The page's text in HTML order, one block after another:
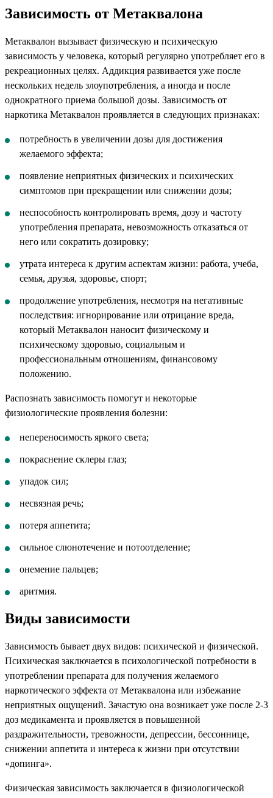
Зависимость от Метаквалона
Метаквалон вызывает физическую и психическую
зависимость у человека, который регулярно употребляет его в
рекреационных целях. Аддикция развивается уже после
нескольких недель злоупотребления, а иногда и после
однократного приема большой дозы. Зависимость от
наркотика Метаквалон проявляется в следующих признаках:
потребность в увеличении дозы для достижения
желаемого эффекта;
появление неприятных физических и психических
симптомов при прекращении или снижении дозы;
неспособность контролировать время, дозу и частоту
употребления препарата, невозможность отказаться от
него или сократить дозировку;
утрата интереса к другим аспектам жизни: работа, учеба,
семья, друзья, здоровье, спорт;
продолжение употребления, несмотря на негативные
последствия: игнорирование или отрицание вреда,
который Метаквалон наносит физическому и
психическому здоровью, социальным и
профессиональным отношениям, финансовому
положению.
Распознать зависимость помогут и некоторые
физиологические проявления болезни:
непереносимость яркого света;
покраснение склеры глаз;
упадок сил;
несвязная речь;
потеря аппетита;
сильное слюнотечение и потоотделение;
онемение пальцев;
аритмия.
Виды зависимости
Зависимость бывает двух видов: психической и физической.
Психическая заключается в психологической потребности в
употреблении препарата для получения желаемого
наркотического эффекта от Метаквалона или избежание
неприятных ощущений. Зачастую она возникает уже после 2-3
доз медикамента и проявляется в повышенной
раздражительности, тревожности, депрессии, бессоннице,
снижении аппетита и интереса к жизни при отсутствии
«допинга».
Физическая зависимость заключается в физиологической